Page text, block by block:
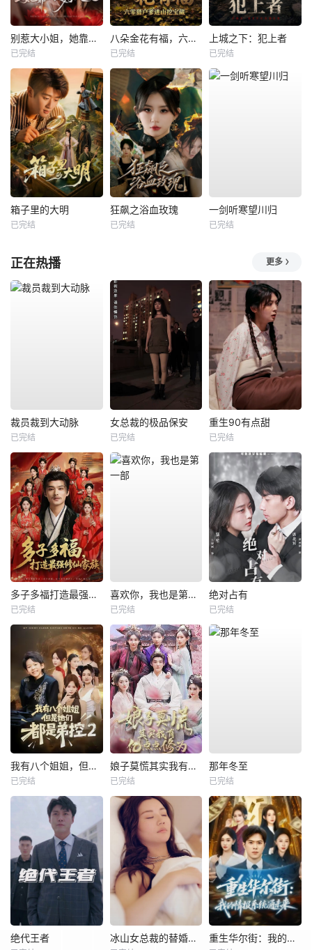
别惹大小姐，她靠山是哮天犬
已完结
八朵金花有福，六零猎户爹进山挖宝藏
已完结
上城之下：犯上者
已完结
箱子里的大明
已完结
狂飙之浴血玫瑰
已完结
一剑听寒望川归
已完结
正在热播 更多
裁员裁到大动脉
已完结
女总裁的极品保安
已完结
重生90有点甜
已完结
多子多福打造最强修仙家族
已完结
喜欢你，我也是第一部
已完结
绝对占有
已完结
我有八个姐姐，但是他们都是弟控2
已完结
娘子莫慌其实我有亿点点修为
已完结
那年冬至
已完结
绝代王者 冰山女总裁的替婚兵王 重生华尔街：我的情报系统通未来